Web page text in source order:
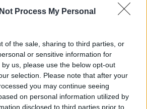
Process My Personal
of the sale, sharing to third parties, or
or sensitive information for
us, please use the below opt-out
selection. Please note that after your
you may continue seeing
on personal information utilized by
disclosed to third parties prior to
oximeter mjerač kisika
prije dan
PIK SHOP